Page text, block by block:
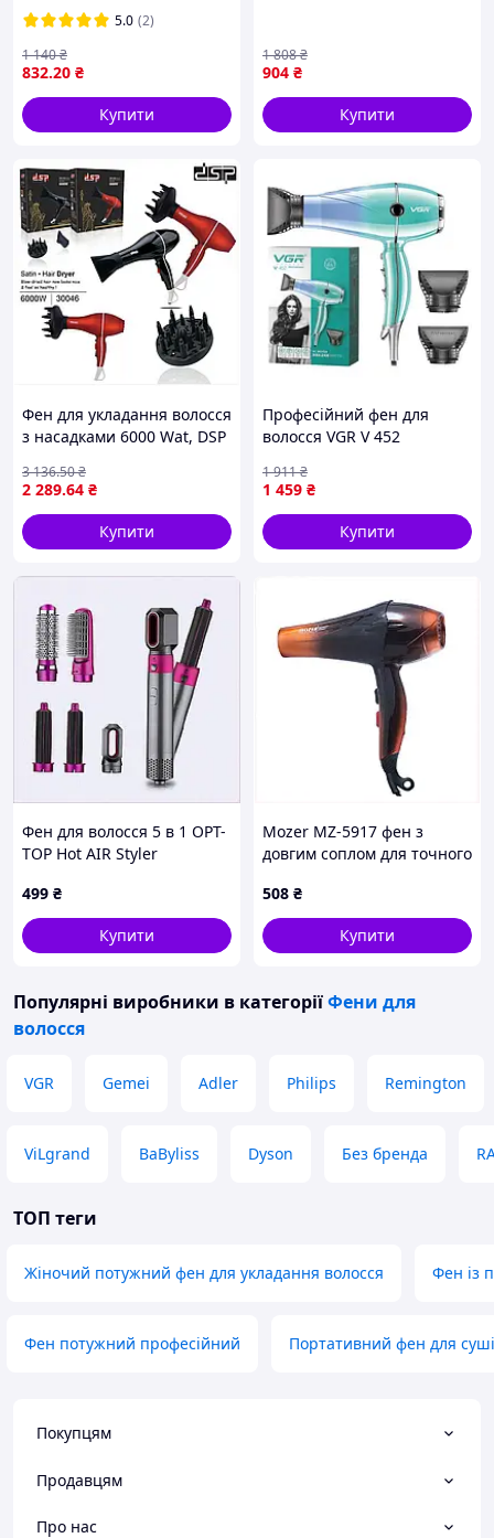
5.0 (2)
832.20 ₴
1 140₴
Купити
іонізований ZH-36
904 ₴
1 808₴
Купити
Фен для укладання волосся
з насадками 6000 Wat, DSP
2 289.64 ₴
3 136.50₴
Купити
Професійний фен для
волосся VGR V 452
холодним обдуванням
зелений Seli
1 459 ₴
1 911₴
Купити
Фен для волосся 5 в 1 OPT-
TOP Hot AIR Styler
499 ₴
Купити
Mozer MZ-5917 фен з
довгим соплом для точного
508 ₴
Купити
Популярні виробники в категоріїФени для
волосся
VGR Gemei Adler Philips Remington
ViLgrand BaByliss Dyson Без бренда
ТОП теги
Жіночий потужний фен для укладання волосся Фен із
Фен потужний професійний Портативний фен для
Покупцям
Продавцям
Про нас